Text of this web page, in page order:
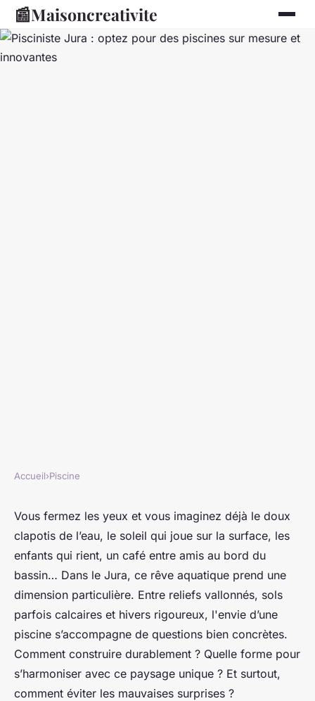
📰Maisoncreativite
Pisciniste Jura : optez pour des
piscines sur mesure et
innovantes
Blancheline •01/05/2026 14:00•9 min de lecture
Accueil›Piscine
Vous fermez les yeux et vous imaginez déjà le doux
clapotis de l’eau, le soleil qui joue sur la surface, les
enfants qui rient, un café entre amis au bord du
bassin… Dans le Jura, ce rêve aquatique prend une
dimension particulière. Entre reliefs vallonnés, sols
parfois calcaires et hivers rigoureux, l'envie d’une
piscine s’accompagne de questions bien concrètes.
Comment construire durablement ? Quelle forme pour
s’harmoniser avec ce paysage unique ? Et surtout,
comment éviter les mauvaises surprises ?